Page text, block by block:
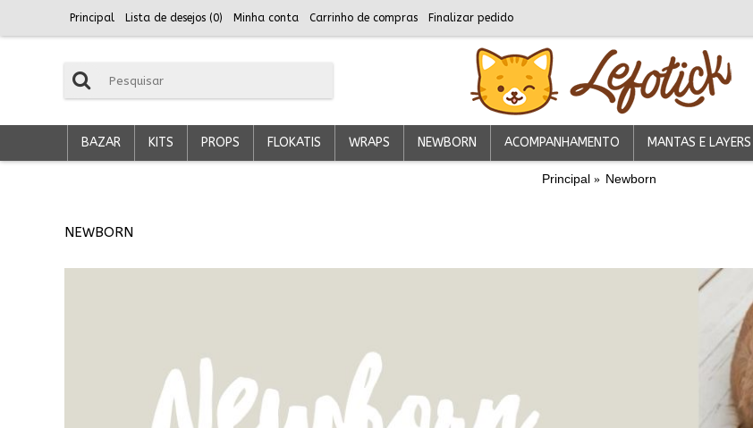
Principal Lista de desejos (0) Minha conta Carrinho de compras Finalizar pedido
BAZAR KITS PROPS FLOKATIS WRAPS NEWBORN ACOMPANHAMENTO MANTAS E LAYERS
Principal Newborn
NEWBORN